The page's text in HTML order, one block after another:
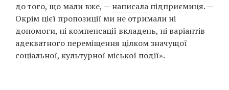
до того, що мали вже, — написала підприємиця. —
Окрім цієї пропозиції ми не отримали ні
допомоги, ні компенсації вкладень, ні варіантів
адекватного переміщення цілком значущої
соціальної, культурної міської події».